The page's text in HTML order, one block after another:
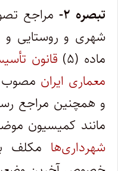
تبصره ۲-
مراجع
شهری و روستایی و
ماده (۵)
قانون
معماری ایران
و همچنین مراجع
مانند کمیسیون موضوع
شهرداری‌ها مکلف